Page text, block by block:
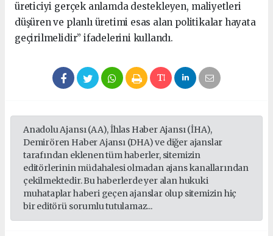
üreticiyi gerçek anlamda destekleyen, maliyetleri
düşüren ve planlı üretimi esas alan politikalar hayata
geçirilmelidir” ifadelerini kullandı.
Anadolu Ajansı (AA), İhlas Haber Ajansı (İHA),
Demirören Haber Ajansı (DHA) ve diğer ajanslar
tarafından eklenen tüm haberler, sitemizin
editörlerinin müdahalesi olmadan ajans kanallarından
çekilmektedir. Bu haberlerde yer alan hukuki
muhataplar haberi geçen ajanslar olup sitemizin hiç
bir editörü sorumlu tutulamaz...